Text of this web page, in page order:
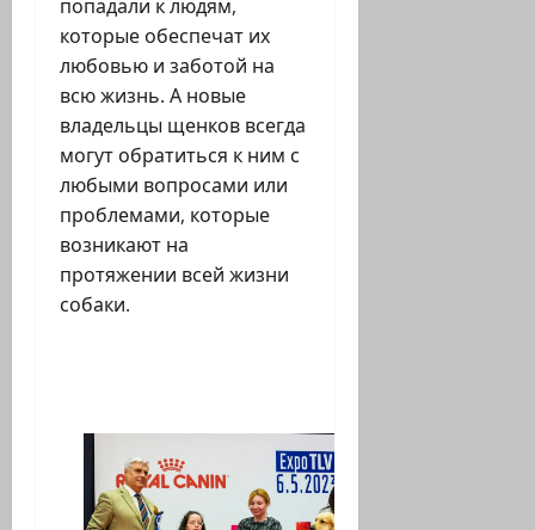
попадали к людям,
которые обеспечат их
любовью и заботой на
всю жизнь. А новые
владельцы щенков всегда
могут обратиться к ним с
любыми вопросами или
проблемами, которые
возникают на
протяжении всей жизни
собаки.